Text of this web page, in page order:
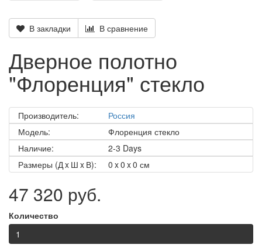
В закладки В сравнение
Дверное полотно
"Флоренция" стекло
Производитель:
Россия
Модель:
Флоренция стекло
Наличие:
2-3 Days
Размеры (Д x Ш x В):
0 x 0 x 0 см
47 320 руб.
Количество